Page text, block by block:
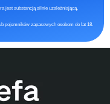
jest substancją silnie uzależniającą.
pojemników zapasowych osobom do lat 18.